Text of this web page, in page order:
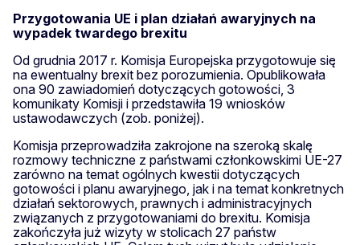
Przygotowania UE i plan działań awaryjnych na
wypadek twardego brexitu
Od grudnia 2017 r. Komisja Europejska przygotowuje się
na ewentualny brexit bez porozumienia. Opublikowała
ona 90 zawiadomień dotyczących gotowości, 3
komunikaty Komisji i przedstawiła 19 wniosków
ustawodawczych (zob. poniżej).
Komisja przeprowadziła zakrojone na szeroką skalę
rozmowy techniczne z państwami członkowskimi UE-27
zarówno na temat ogólnych kwestii dotyczących
gotowości i planu awaryjnego, jak i na temat konkretnych
działań sektorowych, prawnych i administracyjnych
związanych z przygotowaniami do brexitu. Komisja
zakończyła już wizyty w stolicach 27 państw